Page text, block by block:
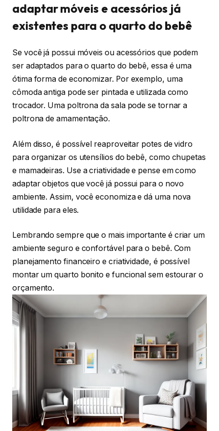
adaptar móveis e acessórios já
existentes para o quarto do bebê
Se você já possui móveis ou acessórios que podem
ser adaptados para o quarto do bebê, essa é uma
ótima forma de economizar. Por exemplo, uma
cômoda antiga pode ser pintada e utilizada como
trocador. Uma poltrona da sala pode se tornar a
poltrona de amamentação.
Além disso, é possível reaproveitar potes de vidro
para organizar os utensílios do bebê, como chupetas
e mamadeiras. Use a criatividade e pense em como
adaptar objetos que você já possui para o novo
ambiente. Assim, você economiza e dá uma nova
utilidade para eles.
Lembrando sempre que o mais importante é criar um
ambiente seguro e confortável para o bebê. Com
planejamento financeiro e criatividade, é possível
montar um quarto bonito e funcional sem estourar o
orçamento.